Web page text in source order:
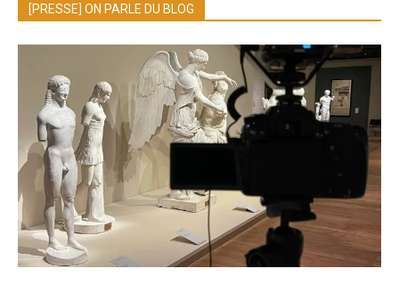
[PRESSE] ON PARLE DU BLOG